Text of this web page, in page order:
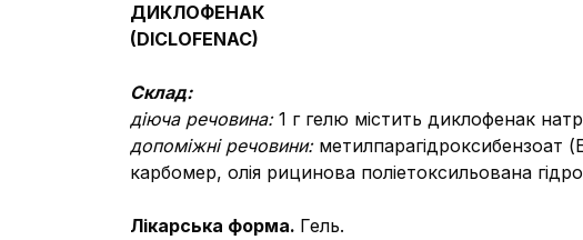
ДИКЛОФЕНАК
(DICLOFENAC)
Склад:
діюча речовина: 1 г гелю містить диклофенак
допоміжні речовини: метилпарагідроксибензоат
карбомер, олія рицинова поліетоксильована
Лікарська форма. Гель.